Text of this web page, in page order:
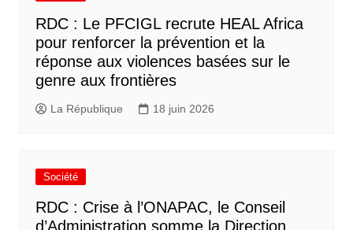
RDC : Le PFCIGL recrute HEAL Africa
pour renforcer la prévention et la
réponse aux violences basées sur le
genre aux frontières
La République 18 juin 2026
Société
RDC : Crise à l’ONAPAC, le Conseil
d’Administration somme la Direction